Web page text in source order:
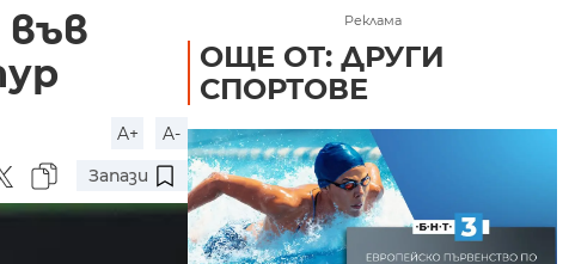
във
A+
A-
Запази
Реклама
ОЩЕ ОТ: ДРУГИ
СПОРТОВЕ